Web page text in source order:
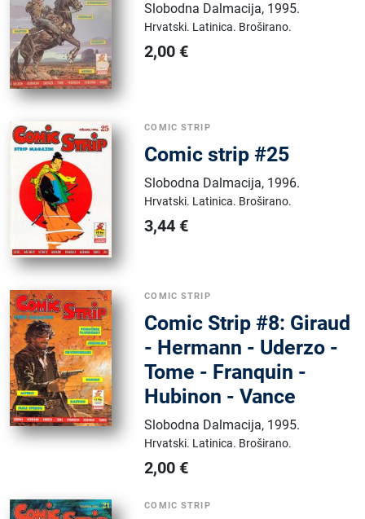
Slobodna Dalmacija, 1995.
Hrvatski. Latinica. Broširano.
2,00 €
COMIC STRIP
Comic strip #25
Slobodna Dalmacija, 1996.
Hrvatski. Latinica. Broširano.
3,44 €
COMIC STRIP
Comic Strip #8: Giraud
- Hermann - Uderzo -
Tome - Franquin -
Hubinon - Vance
Slobodna Dalmacija, 1995.
Hrvatski. Latinica. Broširano.
2,00 €
COMIC STRIP